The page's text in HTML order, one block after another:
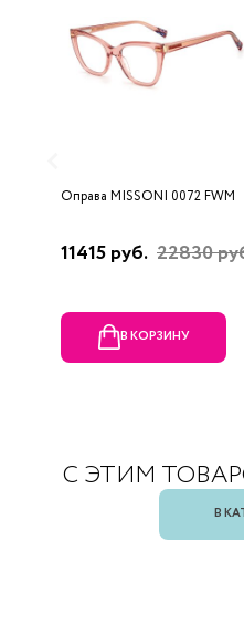
Оправа MISSONI 0072 FWM
11415 руб. 22830
В КОРЗИНУ
С ЭТИМ
В